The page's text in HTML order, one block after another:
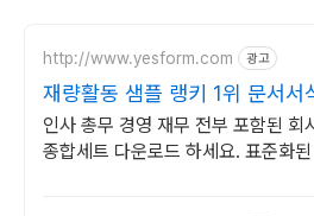
http://www.yesform.com 광고
재량활동 샘플 랭키 1위 문서서
폼
인사 총무 경영 재무 전부 포함된 회
종합세트 다운로드 하세요. 표준화된